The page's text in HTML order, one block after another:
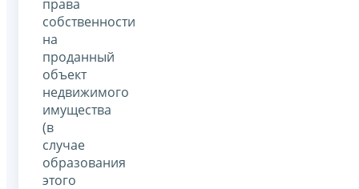
права
собственности
на
проданный
объект
недвижимого
имущества
(в
случае
образования
этого